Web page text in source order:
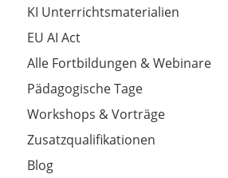
KI Unterrichtsmaterialien
EU AI Act
Alle Fortbildungen & Webinare
Pädagogische Tage
Workshops & Vorträge
Zusatzqualifikationen
Blog